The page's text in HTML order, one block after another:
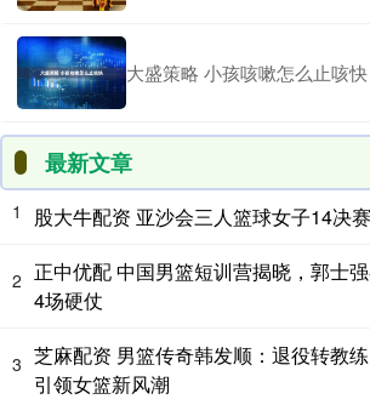
大盛策略 小孩咳嗽怎么止咳快
最新文章
1 股大牛配资 亚沙会三人篮球女子14决
2 正中优配 中国男篮短训营揭晓，郭士
4场硬仗
3 芝麻配资 男篮传奇韩发顺：退役转教
引领女篮新风潮